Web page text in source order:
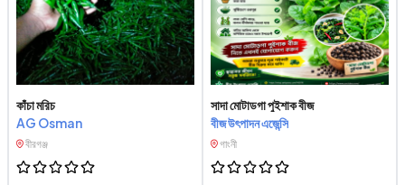
কাঁচা মরিচ
AG Osman
বীরগঞ্জ
সাদা মোটাডগা পুইশাক বীজ
বীজ উৎপাদন এজেন্সি
গাংনী